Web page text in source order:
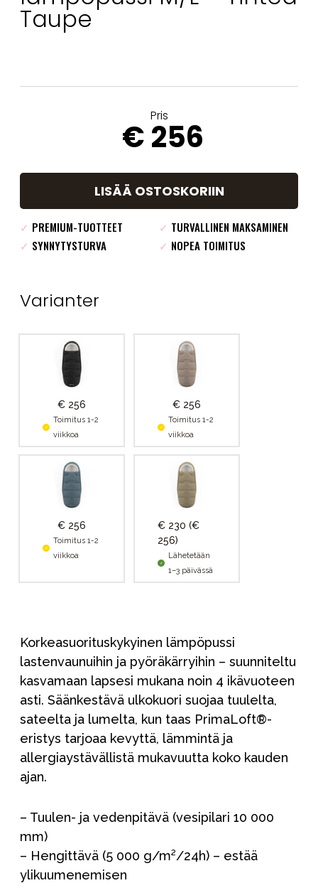
Taupe
Pris
€ 256
LISÄÄ OSTOSKORIIN
✓ PREMIUM-TUOTTEET ✓ TURVALLINEN MAKSAMINEN
✓ SYNNYTYSTURVA ✓ NOPEA TOIMITUS
Varianter
€ 256
Toimitus 1-2
viikkoa
€ 256
Toimitus 1-2
viikkoa
€ 256
Toimitus 1-2
viikkoa
€ 230 (€
256)
Lähetetään
1–3 päivässä
Korkeasuorituskykyinen lämpöpussi
lastenvaunuihin ja pyöräkärryihin – suunniteltu
kasvamaan lapsesi mukana noin 4 ikävuoteen
asti. Säänkestävä ulkokuori suojaa tuulelta,
sateelta ja lumelta, kun taas PrimaLoft®-
eristys tarjoaa kevyttä, lämmintä ja
allergiaystävällistä mukavuutta koko kauden
ajan.
– Tuulen- ja vedenpitävä (vesipilari 10 000
mm)
– Hengittävä (5 000 g/m²/24h) – estää
ylikuumenemisen